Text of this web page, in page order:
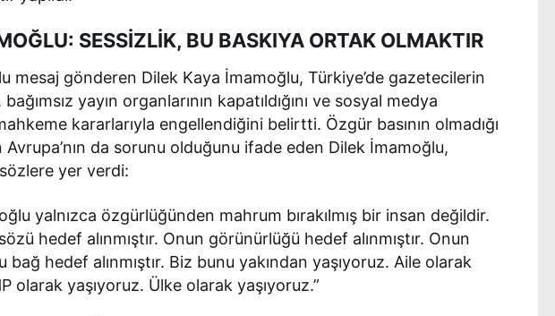
SESSİZLİK, BU BASKIYA ORTAK OLMAKTIR
mesaj gönderen Dilek Kaya İmamoğlu, Türkiye’de gazetecilerin
bağımsız yayın organlarının kapatıldığını ve sosyal medya
kararlarıyla engellendiğini belirtti. Özgür basının olmadığı
Avrupa’nın da sorunu olduğunu ifade eden Dilek İmamoğlu,
yer verdi:
yalnızca özgürlüğünden mahrum bırakılmış bir insan değildir.
hedef alınmıştır. Onun görünürlüğü hedef alınmıştır. Onun
bağ hedef alınmıştır. Biz bunu yakından yaşıyoruz. Aile olarak
olarak yaşıyoruz. Ülke olarak yaşıyoruz.”